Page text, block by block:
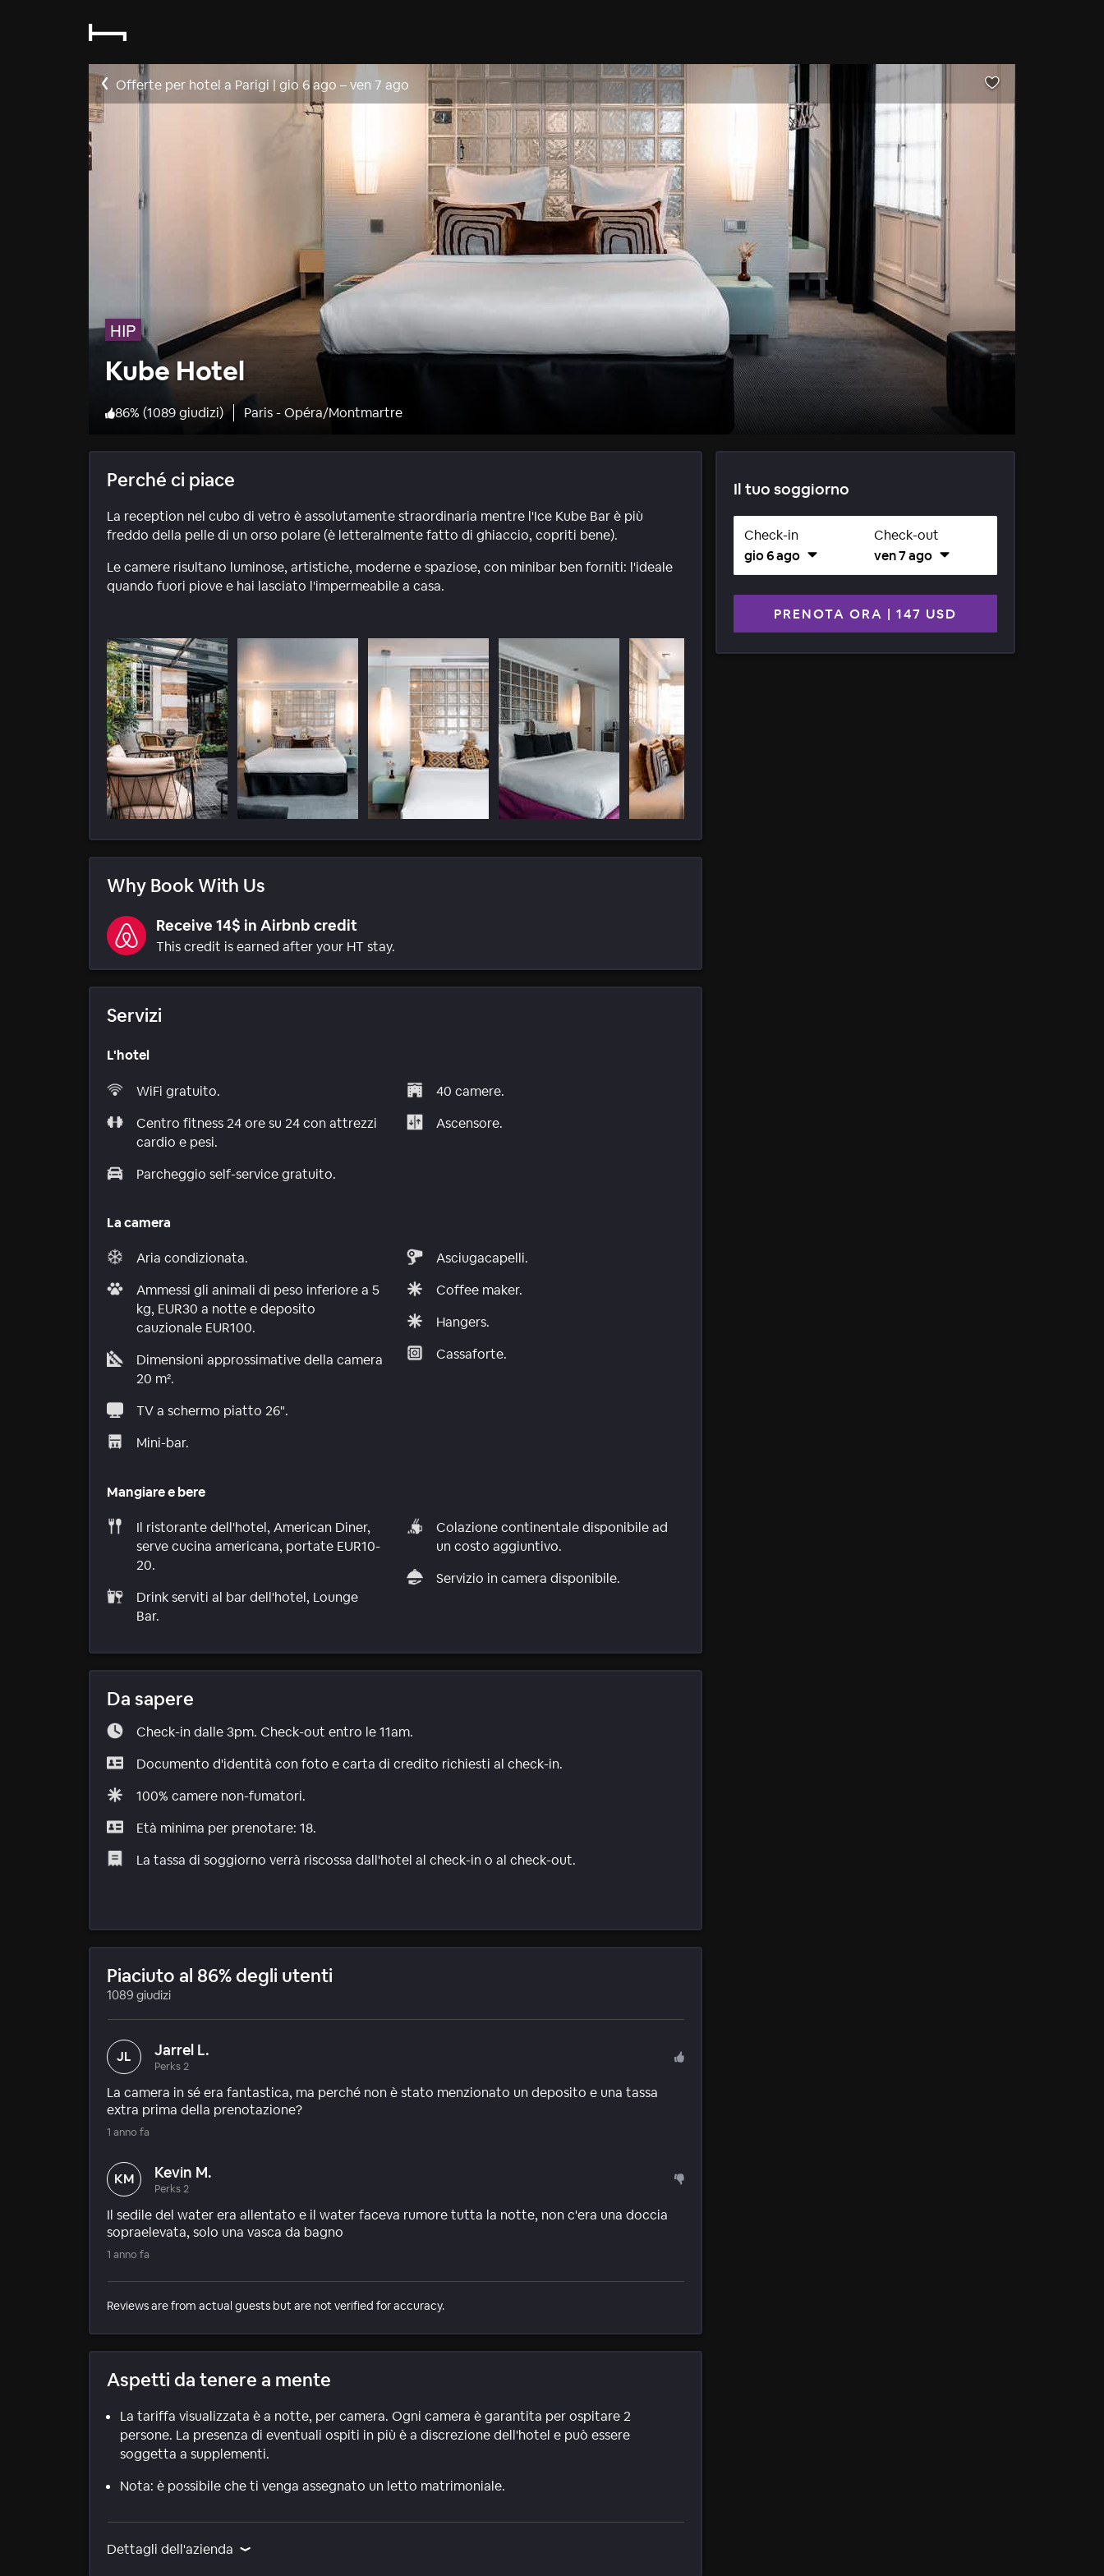
Offerte per hotel a Parigi | gio 6 ago –ven 7 ago
HIP
Kube Hotel
86% (1089 giudizi) Paris - Opéra/Montmartre
Perché ci piace
La reception nel cubo di vetro è assolutamente straordinaria mentre l'Ice Kube Bar è più
freddo della pelle di un orso polare (è letteralmente fatto di ghiaccio, copriti bene).
Le camere risultano luminose, artistiche, moderne e spaziose, con minibar ben forniti: l'ideale
quando fuori piove e hai lasciato l'impermeabile a casa.
Why Book With Us
Receive 14$ in Airbnb credit
This credit is earned after your HT stay.
Servizi
L'hotel
WiFi gratuito.
Centro fitness 24 ore su 24 con attrezzi
cardio e pesi.
Parcheggio self-service gratuito.
40 camere.
Ascensore.
La camera
Aria condizionata.
Ammessi gli animali di peso inferiore a 5
kg, EUR30 a notte e deposito
cauzionale EUR100.
Dimensioni approssimative della camera
20 m².
TV a schermo piatto 26".
Mini-bar.
Asciugacapelli.
Coffee maker.
Hangers.
Cassaforte.
Mangiare e bere
Il ristorante dell'hotel, American Diner,
serve cucina americana, portate EUR10-
20.
Drink serviti al bar dell'hotel, Lounge
Bar.
Colazione continentale disponibile ad
un costo aggiuntivo.
Servizio in camera disponibile.
Da sapere
Check-in dalle 3pm. Check-out entro le 11am.
Documento d'identità con foto e carta di credito richiesti al check-in.
100% camere non-fumatori.
Età minima per prenotare: 18.
La tassa di soggiorno verrà riscossa dall'hotel al check-in o al check-out.
Piaciuto al 86% degli utenti
1089 giudizi
JL Jarrel L.
Perks 2
La camera in sé era fantastica, ma perché non è stato menzionato un deposito e una tassa
extra prima della prenotazione?
1 anno fa
KM Kevin M.
Perks 2
Il sedile del water era allentato e il water faceva rumore tutta la notte, non c'era una doccia
sopraelevata, solo una vasca da bagno
1 anno fa
Reviews are from actual guests but are not verified for accuracy.
Aspetti da tenere a mente
La tariffa visualizzata è a notte, per camera. Ogni camera è garantita per ospitare 2
persone. La presenza di eventuali ospiti in più è a discrezione dell'hotel e può essere
soggetta a supplementi.
Nota: è possibile che ti venga assegnato un letto matrimoniale.
Dettagli dell'azienda
Il tuo soggiorno
Check-in
gio 6 ago
Check-out
ven 7 ago
PRENOTA ORA | 147 USD